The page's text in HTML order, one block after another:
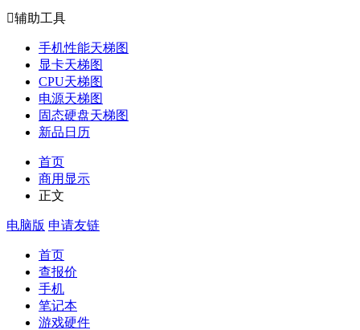
辅助工具
手机性能天梯图
显卡天梯图
CPU天梯图
电源天梯图
固态硬盘天梯图
新品日历
首页
商用显示
正文
电脑版 申请友链
首页
查报价
手机
笔记本
游戏硬件